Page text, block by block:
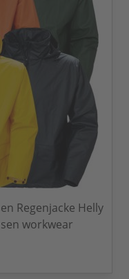
Regenjacke Helly
workwear